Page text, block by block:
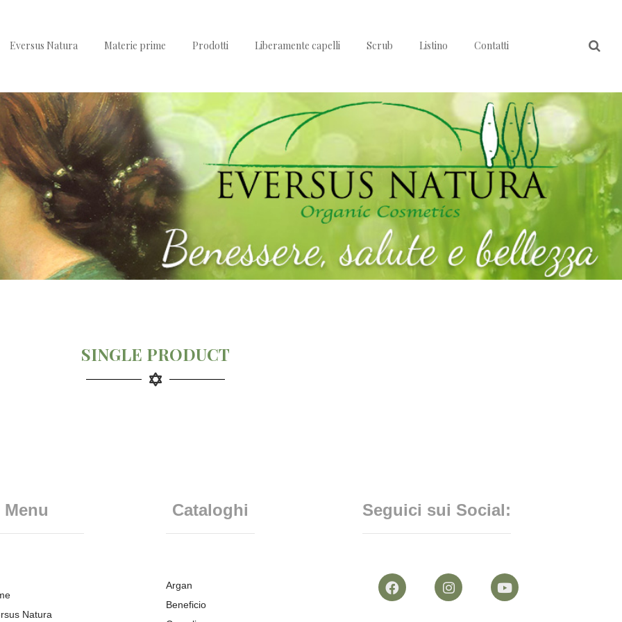
Eversus Natura Materie prime Prodotti Liberamente capelli Scrub Listino Contatti
SINGLE PRODUCT
Menu
Natura
Cataloghi
Argan
Beneficio
Seguici sui Social: